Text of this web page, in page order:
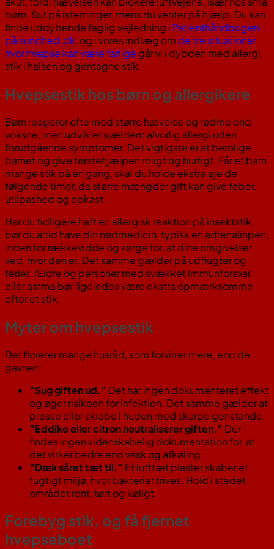
børn. Sut på isterninger, mens du venter på hjælp. Du kan
finde uddybende faglig vejledning i Patienthåndbogen
på sundhed.dk, og i vores indlæg om de tre situationer,
hvor hvepse kan være farlige går vi i dybden med allergi,
stik i halsen og gentagne stik.
Hvepsestik hos børn og allergikere
Børn reagerer ofte med større hævelse og rødme end
voksne, men udvikler sjældent alvorlig allergi uden
forudgående symptomer. Det vigtigste er at berolige
barnet og give førstehjælpen roligt og hurtigt. Får et barn
mange stik på én gang, skal du holde ekstra øje de
følgende timer, da større mængder gift kan give feber,
utilpashed og opkast.
Har du tidligere haft en allergisk reaktion på insektstik,
bør du altid have din nødmedicin, typisk en adrenalinpen,
inden for rækkevidde og sørge for, at dine omgivelser
ved, hvor den er. Det samme gælder på udflugter og
ferier. Ældre og personer med svækket immunforsvar
eller astma bør ligeledes være ekstra opmærksomme
efter et stik.
Myter om hvepsestik
Der florerer mange husråd, som forvirrer mere, end de
gavner:
”Sug giften ud.” Det har ingen dokumenteret effekt
og øger risikoen for infektion. Det samme gælder at
presse eller skrabe i huden med skarpe genstande.
”Eddike eller citron neutraliserer giften.” Der
findes ingen videnskabelig dokumentation for, at
det virker bedre end vask og afkøling.
”Dæk såret tæt til.” Et lufttæt plaster skaber et
fugtigt miljø, hvor bakterier trives. Hold i stedet
området rent, tørt og køligt.
Forebyg stik, og få fjernet
hvepseboet